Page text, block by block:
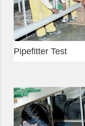
Rigger